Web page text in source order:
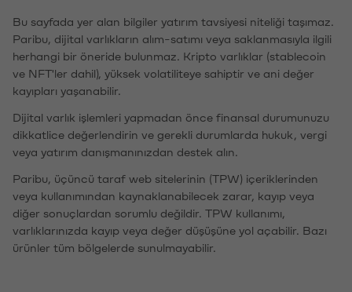
Bu sayfada yer alan bilgiler yatırım tavsiyesi niteliği taşımaz.
Paribu, dijital varlıkların alım-satımı veya saklanmasıyla ilgili
herhangi bir öneride bulunmaz. Kripto varlıklar (stablecoin
ve NFT'ler dahil), yüksek volatiliteye sahiptir ve ani değer
kayıpları yaşanabilir.
Dijital varlık işlemleri yapmadan önce finansal durumunuzu
dikkatlice değerlendirin ve gerekli durumlarda hukuk, vergi
veya yatırım danışmanınızdan destek alın.
Paribu, üçüncü taraf web sitelerinin (TPW) içeriklerinden
veya kullanımından kaynaklanabilecek zarar, kayıp veya
diğer sonuçlardan sorumlu değildir. TPW kullanımı,
varlıklarınızda kayıp veya değer düşüşüne yol açabilir. Bazı
ürünler tüm bölgelerde sunulmayabilir.